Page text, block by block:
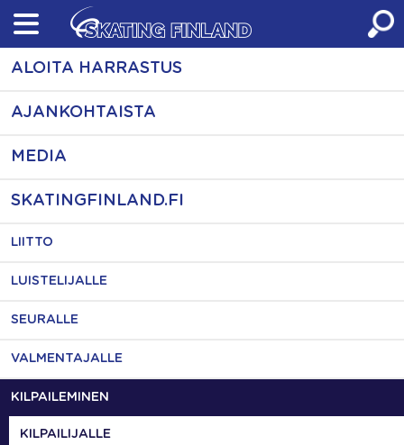
Skip
content
ALOITA HARRASTUS
AJANKOHTAISTA
MEDIA
SKATINGFINLAND.FI
LIITTO
LUISTELIJALLE
SEURALLE
VALMENTAJALLE
KILPAILEMINEN
KILPAILIJALLE